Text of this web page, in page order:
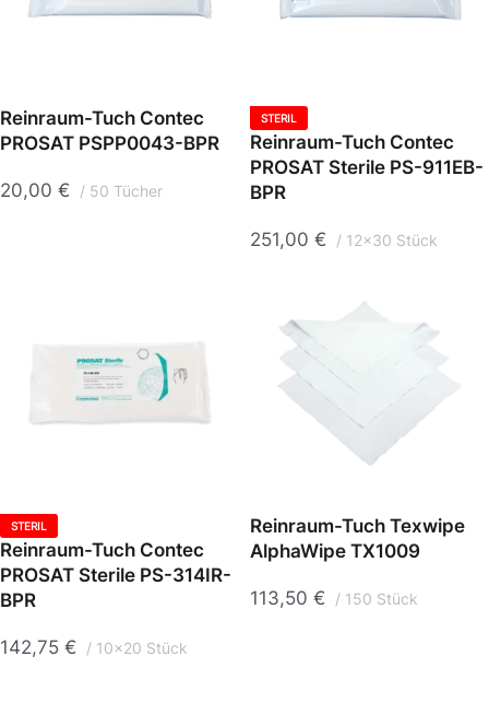
Reinraum-Tuch Contec
PROSAT PSPP0043-BPR
20,00 € 50 Tücher
STERIL
Reinraum-Tuch Contec
PROSAT Sterile PS-911EB-
BPR
251,00 € 12x30 Stück
STERIL
Reinraum-Tuch Contec
PROSAT Sterile PS-314IR-
BPR
142,75 € 10x20 Stück
Reinraum-Tuch Texwipe
AlphaWipe TX1009
113,50 € 150 Stück